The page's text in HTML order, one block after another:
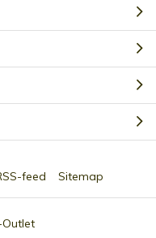
feed Sitemap